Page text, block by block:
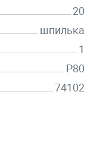
20
шпилька
1
P80
74102